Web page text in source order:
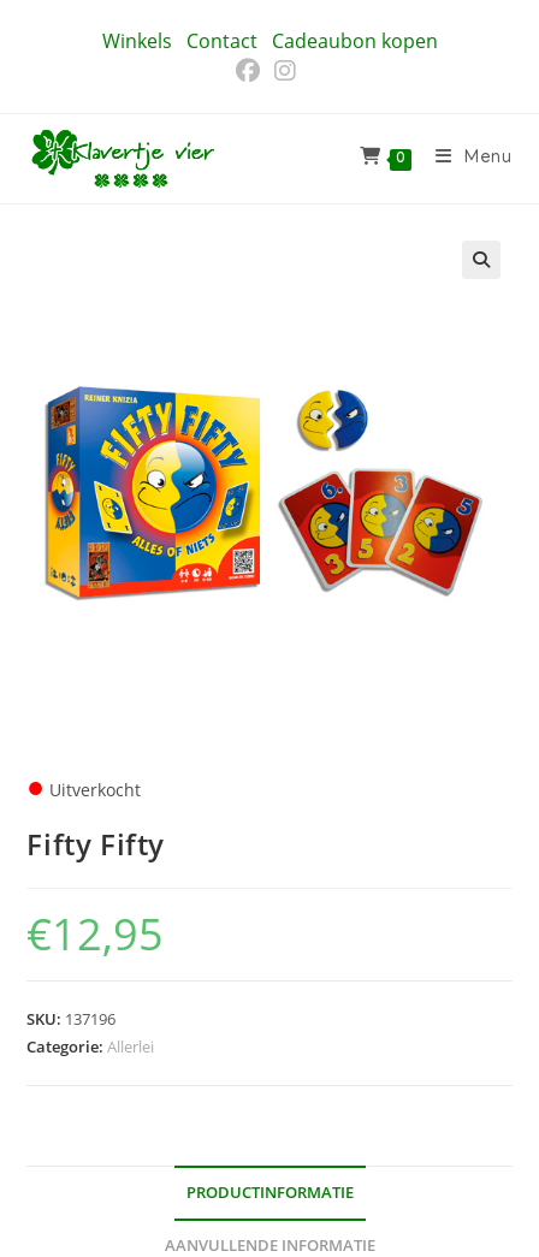
Winkels Contact Cadeaubon kopen
0 Menu
● Uitverkocht
Fifty Fifty
€12,95
SKU: 137196
Categorie:Allerlei
PRODUCTINFORMATIE
AANVULLENDE INFORMATIE